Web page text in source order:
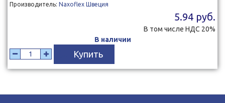
Производитель: Naxoflex Швеция
5.94 руб.
В том числе НДС 20%
В наличии
Купить